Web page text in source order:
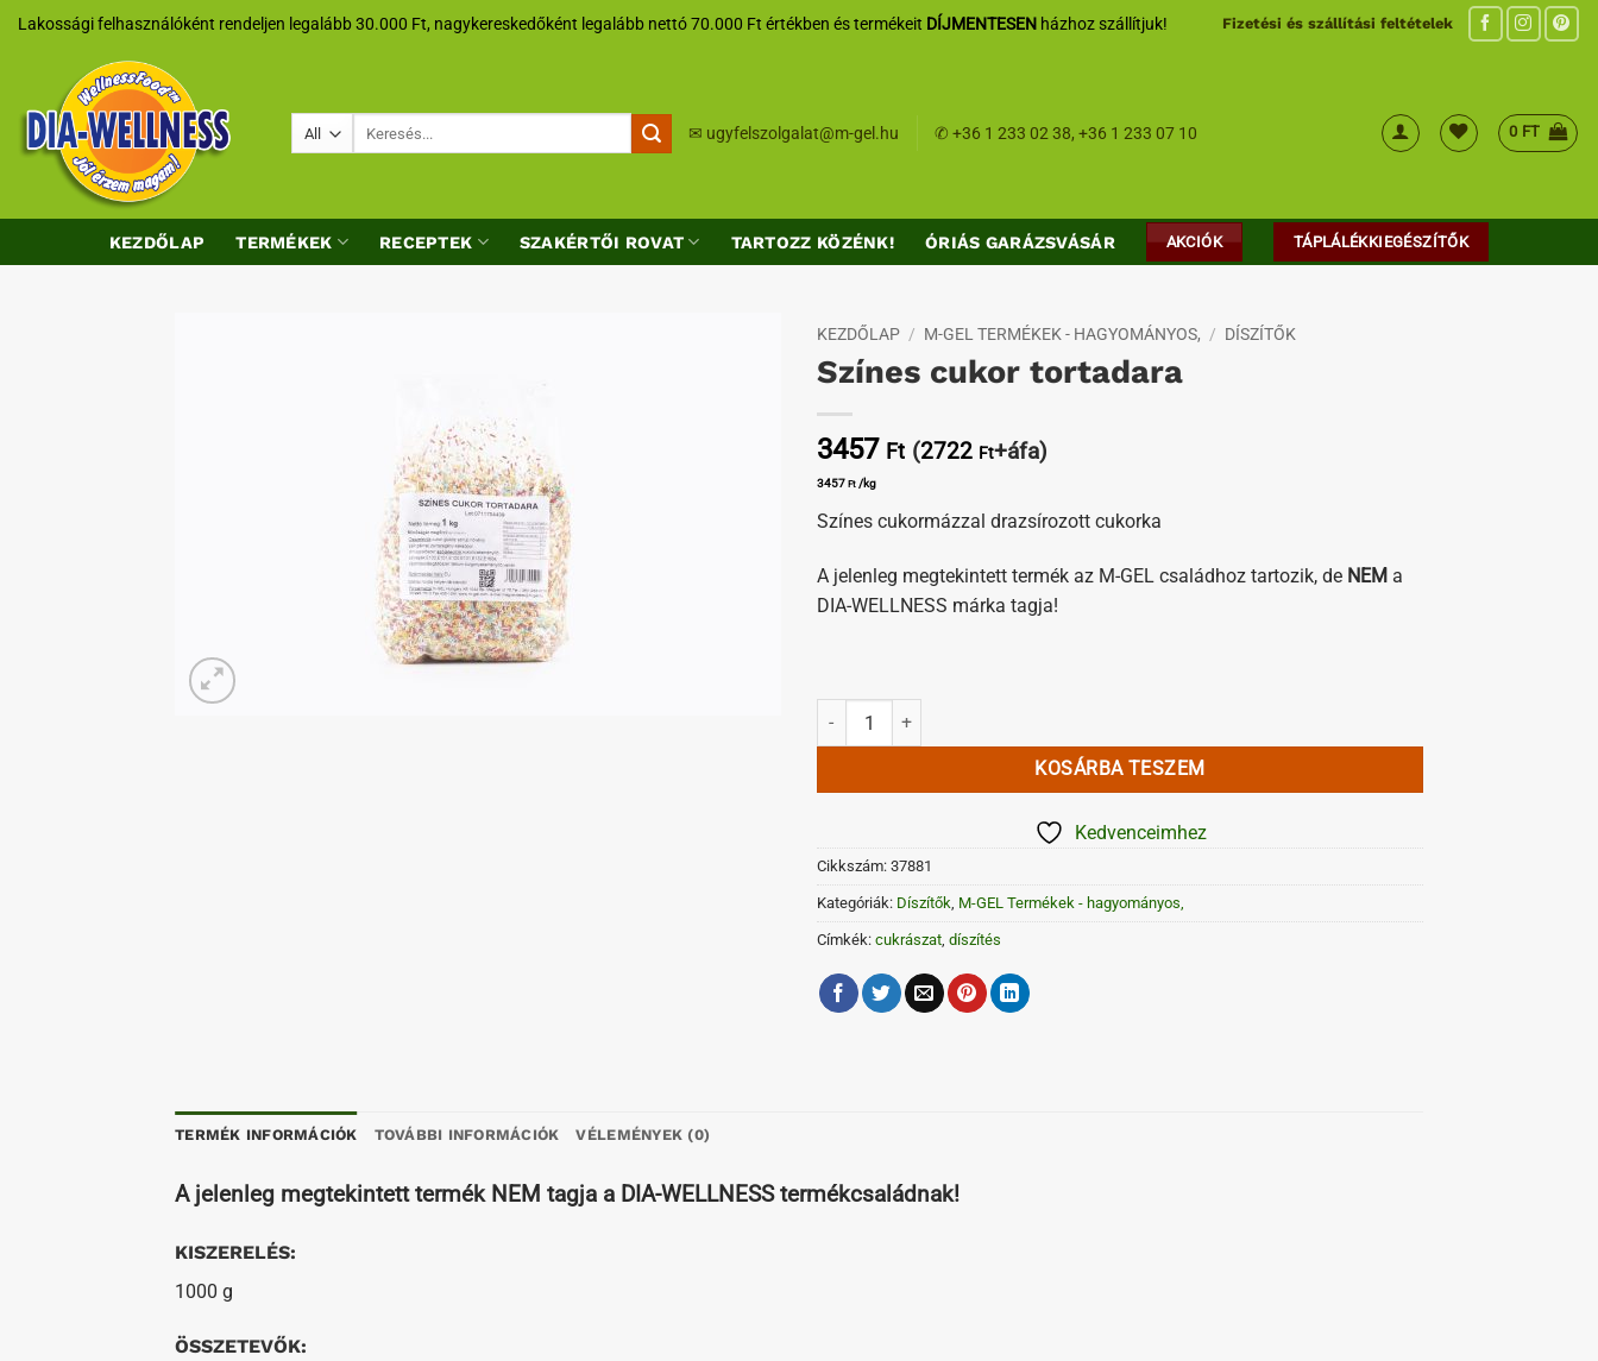
SkipLakossági felhasználóként rendeljen legalább 30.000 Ft, nagykereskedőként legalább nettó 70.000 Ft értékben és termékeit DÍJMENTESEN házhoz szállítjuk! Fizetési és szállítási feltételek
✉ ugyfelszolgalat@m-gel.hu ✆+36 1 233 02 38,+36 1 233 07 10 0 FT
KEZDŐLAP TERMÉKEK RECEPTEK SZAKÉRTŐI ROVAT TARTOZZ KÖZÉNK! ÓRIÁS GARÁZSVÁSÁR AKCIÓK TÁPLÁLÉKKIEGÉSZÍTŐK
KEZDŐLAP / M-GEL TERMÉKEK - HAGYOMÁNYOS, / DÍSZÍTŐK
Színes cukor tortadara
3457 Ft (2722 Ft+áfa)
3457 Ft /kg
Színes cukormázzal drazsírozott cukorka
A jelenleg megtekintett termék az M-GEL családhoz tartozik, de NEM a
DIA-WELLNESS márka tagja!
Színes cukor tortadara mennyiség
KOSÁRBA TESZEM
Kedvenceimhez
Cikkszám: 37881
Kategóriák: Díszítők, M-GEL Termékek - hagyományos,
Címkék: cukrászat, díszítés
TERMÉK INFORMÁCIÓK TOVÁBBI INFORMÁCIÓK VÉLEMÉNYEK (0)
A jelenleg megtekintett termék NEM tagja a DIA-WELLNESS termékcsaládnak!
KISZERELÉS:
1000 g
ÖSSZETEVŐK: